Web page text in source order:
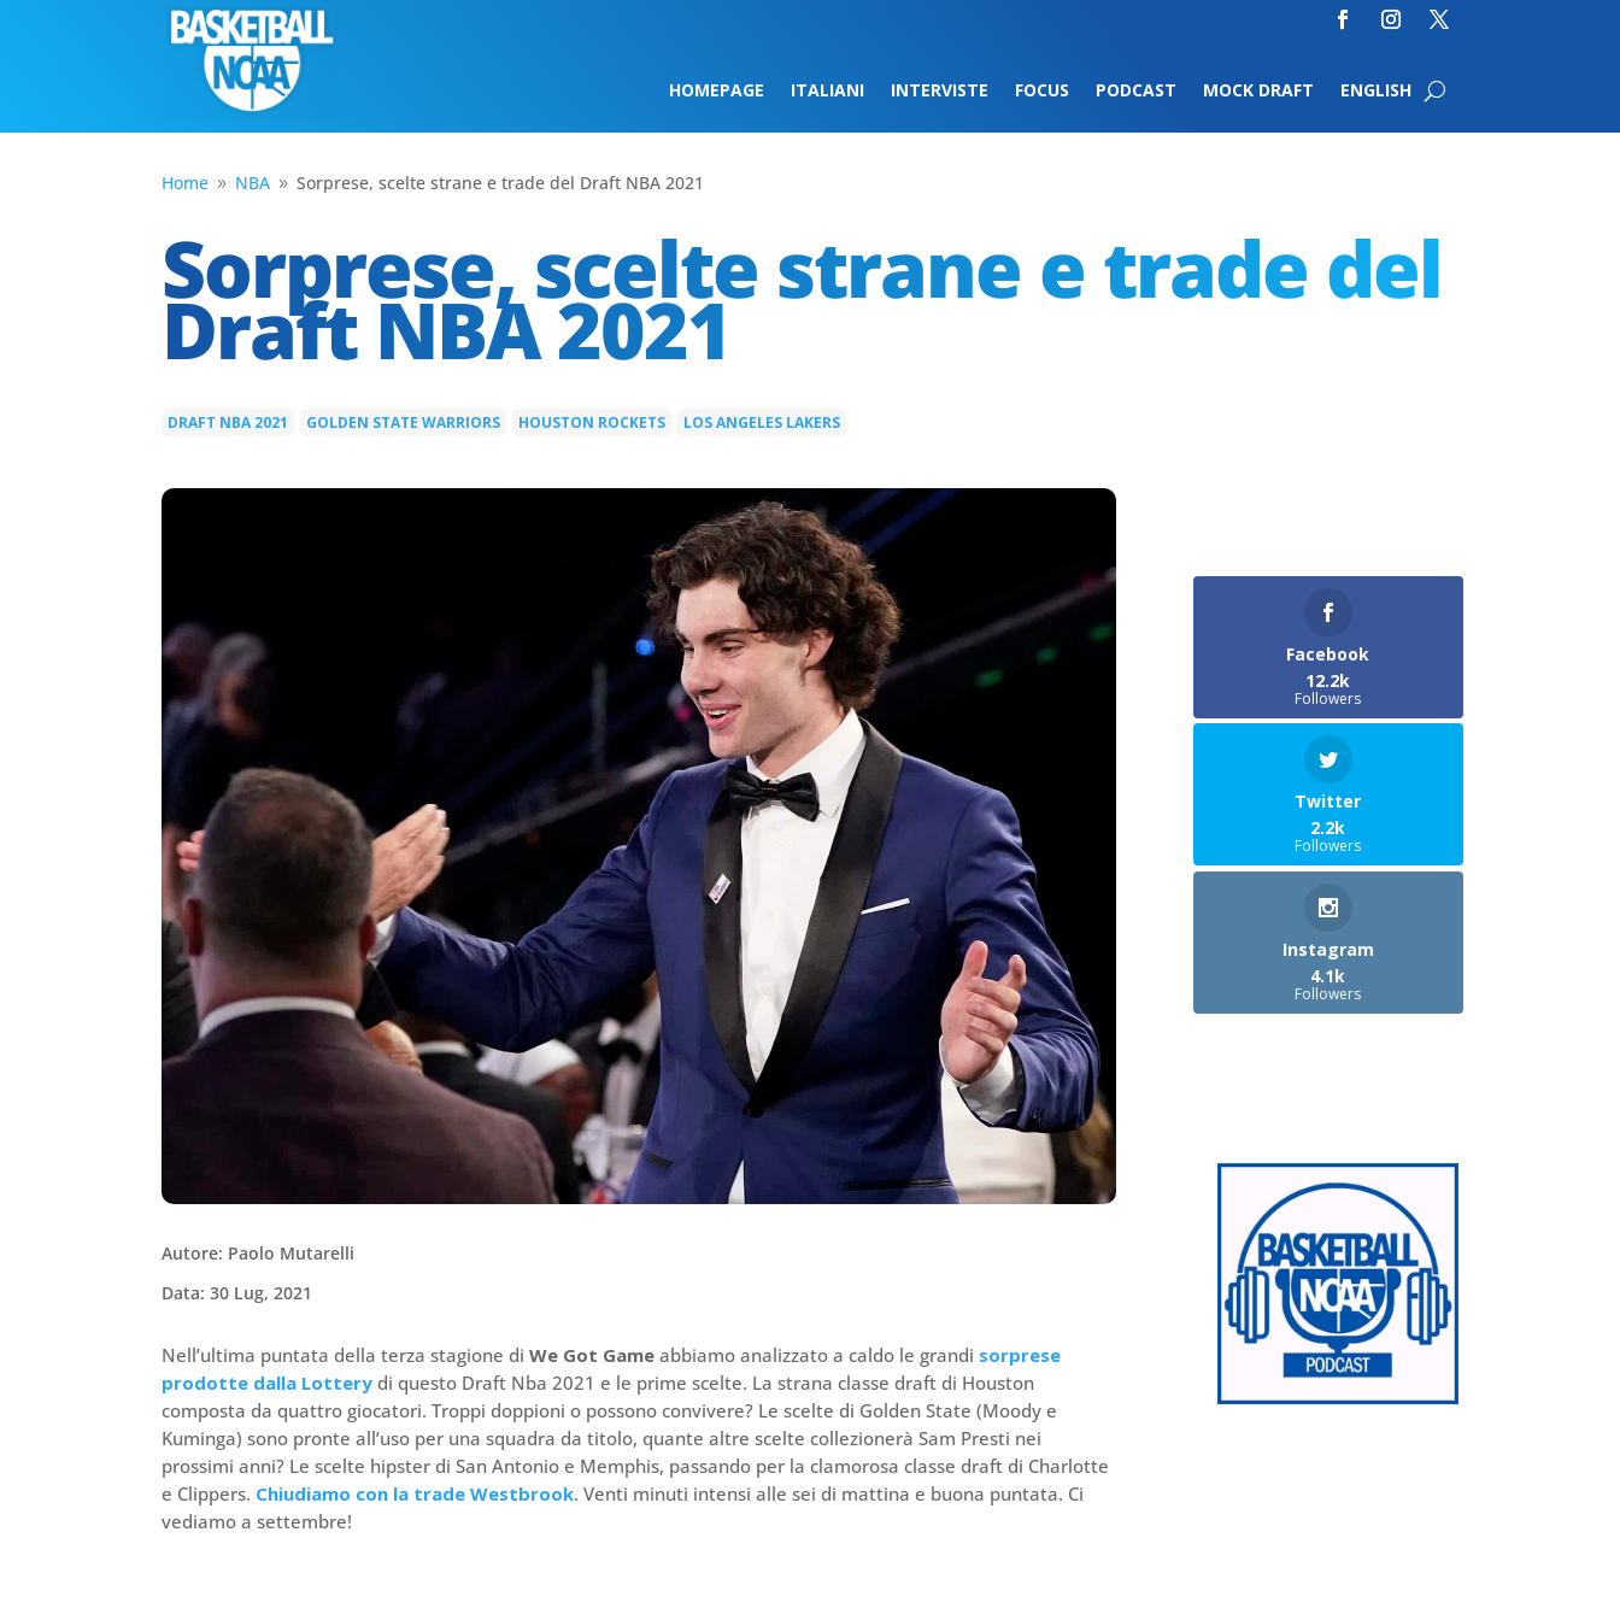
HOMEPAGE ITALIANI INTERVISTE FOCUS PODCAST MOCK DRAFT ENGLISH
Home 9 NBA 9 Sorprese, scelte strane e trade del Draft NBA 2021
Sorprese, scelte strane e trade del
Draft NBA 2021
DRAFT NBA 2021 GOLDEN STATE WARRIORS HOUSTON ROCKETS LOS ANGELES LAKERS
Autore: Paolo Mutarelli
Data: 30 Lug, 2021
Nell’ultima puntata della terza stagione diWe Got Game abbiamo analizzato a caldo le grandi sorprese
prodotte dalla Lottery di questo Draft Nba 2021 e le prime scelte. La strana classe draft di Houston
composta da quattro giocatori. Troppi doppioni o possono convivere? Le scelte di Golden State (Moody e
Kuminga) sono pronte all’uso per una squadra da titolo, quante altre scelte collezionerà Sam Presti nei
prossimi anni? Le scelte hipster di San Antonio e Memphis, passando per la clamorosa classe draft di Charlotte
e Clippers. Chiudiamo con la trade Westbrook. Venti minuti intensi alle sei di mattina e buona puntata. Ci
vediamo a settembre!
Facebook
12.2k
Followers
Twitter
2.2k
Followers
Instagram
4.1k
Followers